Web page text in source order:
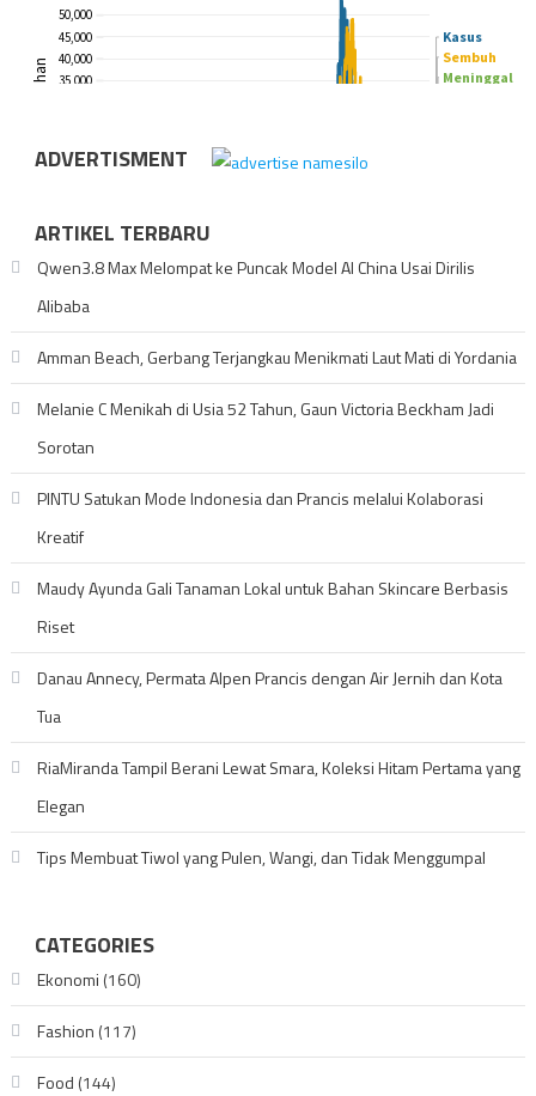
ADVERTISMENT
ARTIKEL TERBARU
Qwen3.8 Max Melompat ke Puncak Model AI China Usai Dirilis
Alibaba
Amman Beach, Gerbang Terjangkau Menikmati Laut Mati di Yordania
Melanie C Menikah di Usia 52 Tahun, Gaun Victoria Beckham Jadi
Sorotan
PINTU Satukan Mode Indonesia dan Prancis melalui Kolaborasi
Kreatif
Maudy Ayunda Gali Tanaman Lokal untuk Bahan Skincare Berbasis
Riset
Danau Annecy, Permata Alpen Prancis dengan Air Jernih dan Kota
Tua
RiaMiranda Tampil Berani Lewat Smara, Koleksi Hitam Pertama yang
Elegan
Tips Membuat Tiwol yang Pulen, Wangi, dan Tidak Menggumpal
CATEGORIES
Ekonomi (160)
Fashion (117)
Food (144)